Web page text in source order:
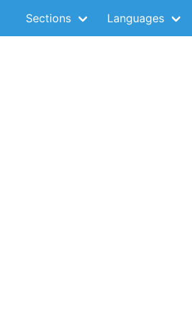
Sections Languages